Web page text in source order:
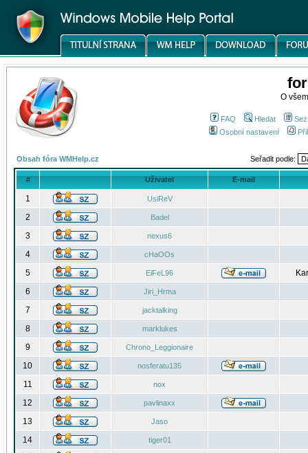
O
FAQ Hledat
Osobní nastavení
Obsah fóra WMHelp.cz Seřadit podle:
# Uživatel E-mail
1 UsiReV
2 Badel
3 nexus6
4 cHaOOs
5 EiFeL96
6
Jiri_Hrma
7 jacktalking
8 marklukes
9 Chrono_Leggionaire
10 nosferatu135
11 nox
12 pavlinaxx
13 Jaso
14 tiger01